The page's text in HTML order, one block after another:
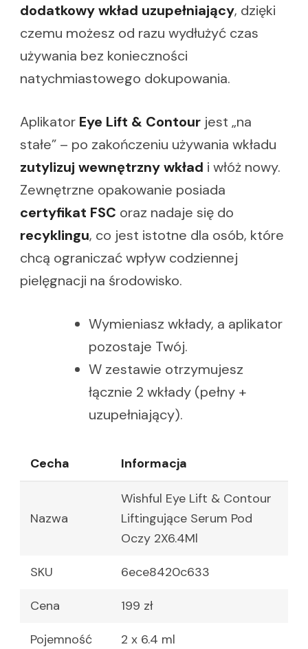
dodatkowy wkład uzupełniający, dzięki
czemu możesz od razu wydłużyć czas
używania bez konieczności
natychmiastowego dokupowania.
Aplikator Eye Lift & Contour jest „na
stałe” – po zakończeniu używania wkładu
zutylizuj wewnętrzny wkład i włóż nowy.
Zewnętrzne opakowanie posiada
certyfikat FSC oraz nadaje się do
recyklingu, co jest istotne dla osób, które
chcą ograniczać wpływ codziennej
pielęgnacji na środowisko.
Wymieniasz wkłady, a aplikator
pozostaje Twój.
W zestawie otrzymujesz
łącznie 2 wkłady (pełny +
uzupełniający).
Cecha Informacja
Nazwa
Wishful Eye Lift & Contour
Liftingujące Serum Pod
Oczy 2X6.4Ml
SKU 6ece8420c633
Cena 199 zł
Pojemność 2 x 6.4 ml